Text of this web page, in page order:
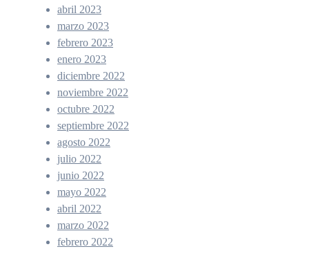
abril 2023
marzo 2023
febrero 2023
enero 2023
diciembre 2022
noviembre 2022
octubre 2022
septiembre 2022
agosto 2022
julio 2022
junio 2022
mayo 2022
abril 2022
marzo 2022
febrero 2022